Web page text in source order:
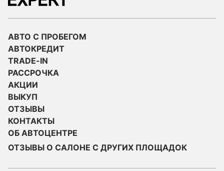
АВТО С ПРОБЕГОМ
АВТОКРЕДИТ
TRADE-IN
РАССРОЧКА
АКЦИИ
ВЫКУП
ОТЗЫВЫ
КОНТАКТЫ
ОБ АВТОЦЕНТРЕ
ОТЗЫВЫ О САЛОНЕ С ДРУГИХ ПЛОЩАДОК